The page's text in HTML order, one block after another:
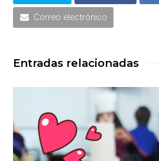
Correo electrónico
Entradas relacionadas